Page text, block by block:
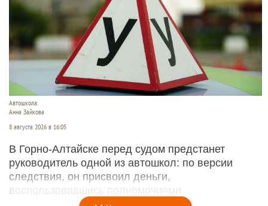
Автошкола.
Анна Зайкова
8 августа 2026 в 16:05
В Горно-Алтайске перед судом предстанет
руководитель одной из автошкол: по версии
следствия, он присвоил деньги,
воспользовавшись полномочиями.